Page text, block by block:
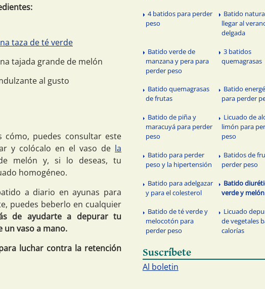
taza de té verde
tajada grande de melón
al gusto
puedes consultar este
y colócalo en el vaso de la
melón y, si lo deseas, tu
homogéneo.
a diario en ayunas para
puedes beberlo en cualquier
de ayudarte a depurar tu
un vaso a mano.
luchar contra la retención
4 batidos para perder
peso
Batido
llegar al
delgada
Batido verde de
manzana y pera para
perder peso
3 batidos
quemagrasas
Batido quemagrasas
de frutas
Batido
para perder
Batido de piña y
maracuyá para perder
peso
Licuado de
limón para
peso
Batido para perder
peso y la hipertensión
Batidos de
perder peso
Batido para adelgazar
y para el colesterol
Batido
verde y melón
Batido de té verde y
melocotón para
perder peso
Licuado
de vegetales
calorías
Suscríbete
Al boletin